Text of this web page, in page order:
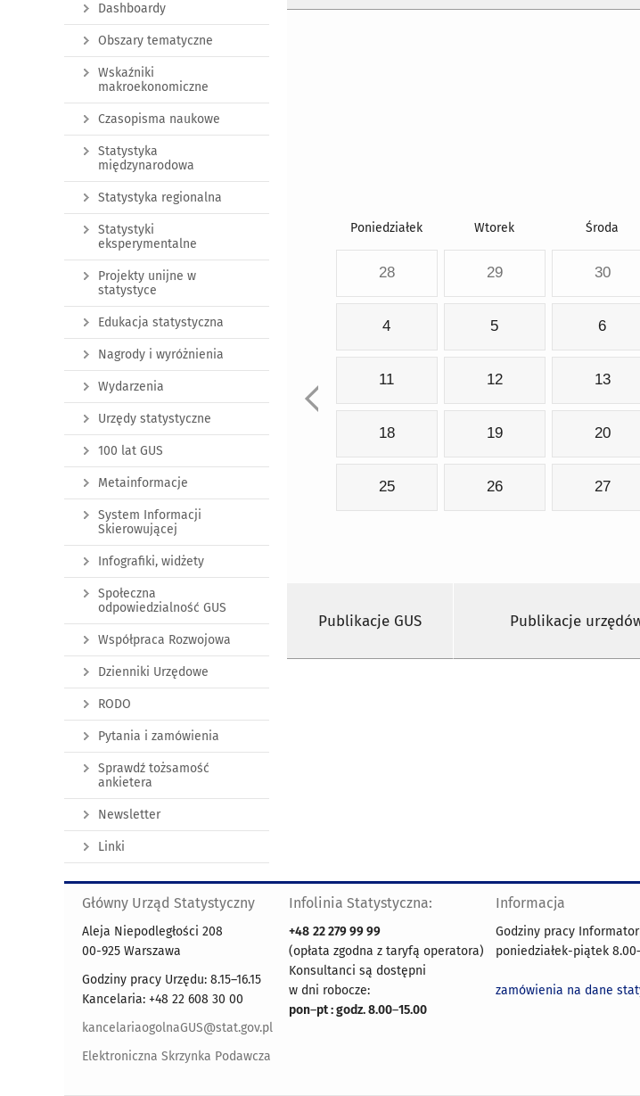
Poniedziałek Wtorek Środa
28 29 30
4 5 6
11 12 13
18 19 20
25 26 27
Publikacje GUS Publikacje
Dashboardy
Obszary tematyczne
Wskaźniki
makroekonomiczne
Czasopisma naukowe
Statystyka
międzynarodowa
Statystyka regionalna
Statystyki
eksperymentalne
Projekty unijne w
statystyce
Edukacja statystyczna
Nagrody i wyróżnienia
Wydarzenia
Urzędy statystyczne
100 lat GUS
Metainformacje
System Informacji
Skierowującej
Infografiki, widżety
Społeczna
odpowiedzialność GUS
Współpraca Rozwojowa
Dzienniki Urzędowe
RODO
Pytania i zamówienia
Sprawdź tożsamość
ankietera
Newsletter
Linki
Główny Urząd Statystyczny
Aleja Niepodległości 208
00-925 Warszawa
Godziny pracy Urzędu: 8.15–16.15
Kancelaria: +48 22 608 30 00
kancelariaogolnaGUS@stat.gov.pl
Elektroniczna Skrzynka Podawcza
Infolinia Statystyczna:
+48 22 279 99 99
(opłata zgodna z taryfą operatora)
Konsultanci są dostępni
w dni robocze:
pon–pt : godz. 8.00–15.00
Informacja
Godziny pracy
poniedziałek-piątek 8.00
zamówienia na dane